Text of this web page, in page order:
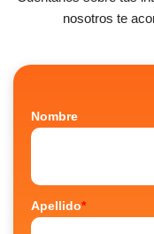
nosotros te
Nombre
Apellido*